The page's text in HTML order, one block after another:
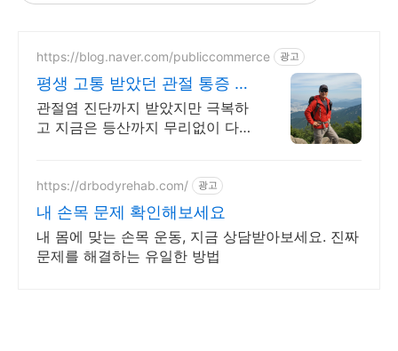
https://blog.naver.com/publiccommerce 광고
평생 고통 받았던 관절 통증 이
제는 극복했습니다.
관절염 진단까지 받았지만 극복하
고 지금은 등산까지 무리없이 다니
https://drbodyrehab.com/ 광고
내 손목 문제 확인해보세요
내 몸에 맞는 손목 운동, 지금 상담받아보세요. 진짜
문제를 해결하는 유일한 방법